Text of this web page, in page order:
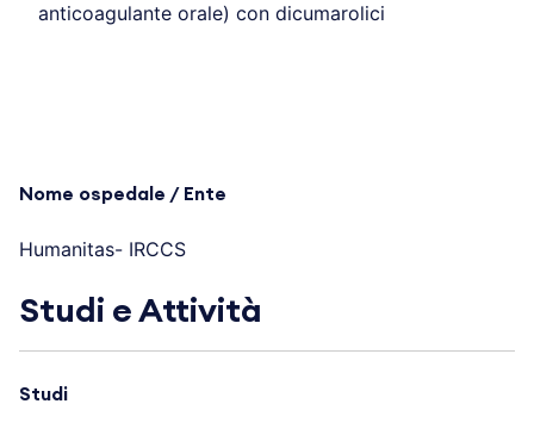
anticoagulante orale) con dicumarolici
Nome ospedale / Ente
Humanitas- IRCCS
Studi e Attività
Studi